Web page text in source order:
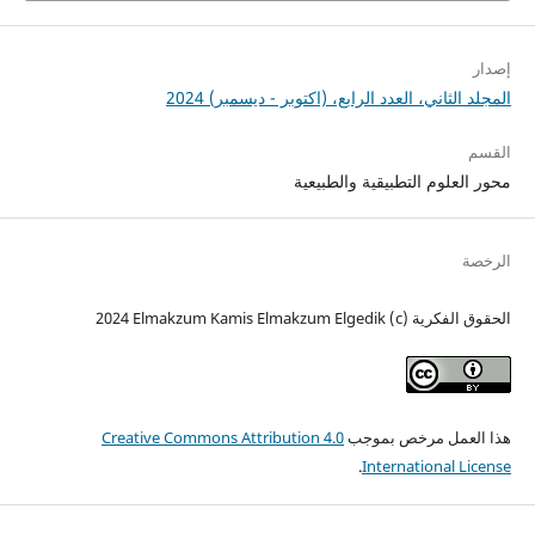
إصدار
المجلد الثاني، العدد الرابع، (اكتوبر - ديسمبر) 2024
القسم
محور العلوم التطبيقية والطبيعية
الرخصة
الحقوق الفكرية (c) 2024 Elmakzum Kamis Elmakzum Elgedik
هذا العمل مرخص بموجبCreative Commons Attribution 4.0
International License
.